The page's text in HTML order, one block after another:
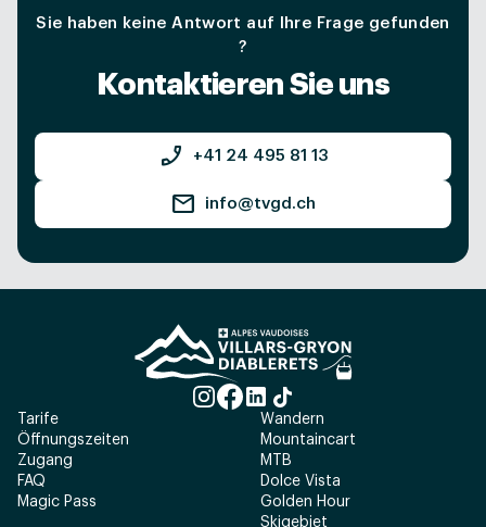
Sie haben keine Antwort auf Ihre Frage gefunden
?
Kontaktieren Sie uns
phone_enabled +41 24 495 81 13
mail info@tvgd.ch
Tarife
Öffnungszeiten
Zugang
FAQ
Magic Pass
Wandern
Mountaincart
MTB
Dolce Vista
Golden Hour
Skigebiet